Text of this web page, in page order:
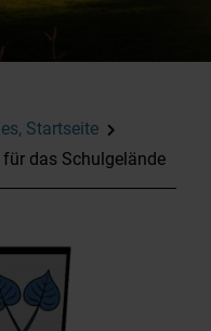
Startseite
für das Schulgelände